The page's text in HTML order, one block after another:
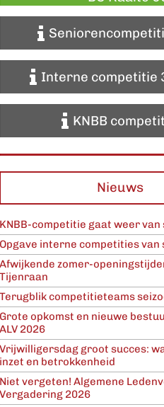
Interne competitie
KNBB
Nieuws
KNBB-competitie gaat weer
Opgave interne competities van
Afwijkende zomer-
Tijenraan
Terugblik competitieteams
Grote opkomst en nieuwe
ALV 2026
Vrijwilligersdag groot succes:
inzet en betrokkenheid
Niet vergeten! Algemene
Vergadering 2026